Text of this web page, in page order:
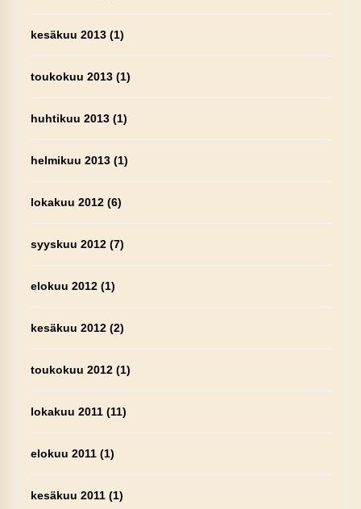
kesäkuu 2013(1)
toukokuu 2013(1)
huhtikuu 2013(1)
helmikuu 2013(1)
lokakuu 2012(6)
syyskuu 2012(7)
elokuu 2012(1)
kesäkuu 2012(2)
toukokuu 2012(1)
lokakuu 2011(11)
elokuu 2011(1)
kesäkuu 2011(1)